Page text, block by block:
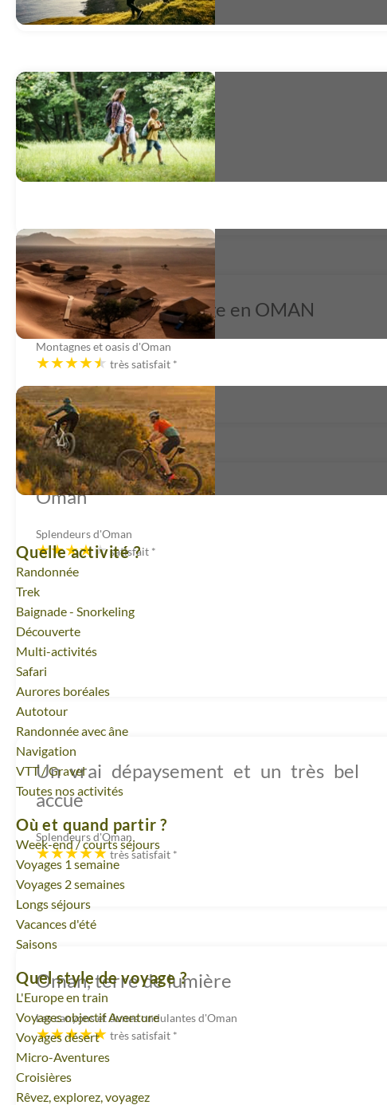
Quelle activité ?
Randonnée
Trek
Baignade - Snorkeling
Découverte
Multi-activités
Safari
Aurores boréales
Autotour
Randonnée avec âne
Navigation
VTT / Gravel
Toutes nos activités
Où et quand partir ?
Week-end / courts séjours
Voyages 1 semaine
Voyages 2 semaines
Longs séjours
Vacances d'été
Saisons
Quel style de voyage ?
L'Europe en train
Voyages objectif Aventure
Voyages désert
Micro-Aventures
Croisières
Rêvez, explorez, voyagez
Bel aperçu d'Oman
Splendeurs d'Oman
très satisfait*
Un merveilleux voyage en OMAN
Montagnes et oasis d'Oman
très satisfait *
Oman
Splendeurs d'Oman
satisfait *
Un vrai dépaysement et un très bel
accue
Splendeurs d'Oman
très satisfait *
Oman, terre de lumière
Les canyons et dunes ondulantes d'Oman
très satisfait *